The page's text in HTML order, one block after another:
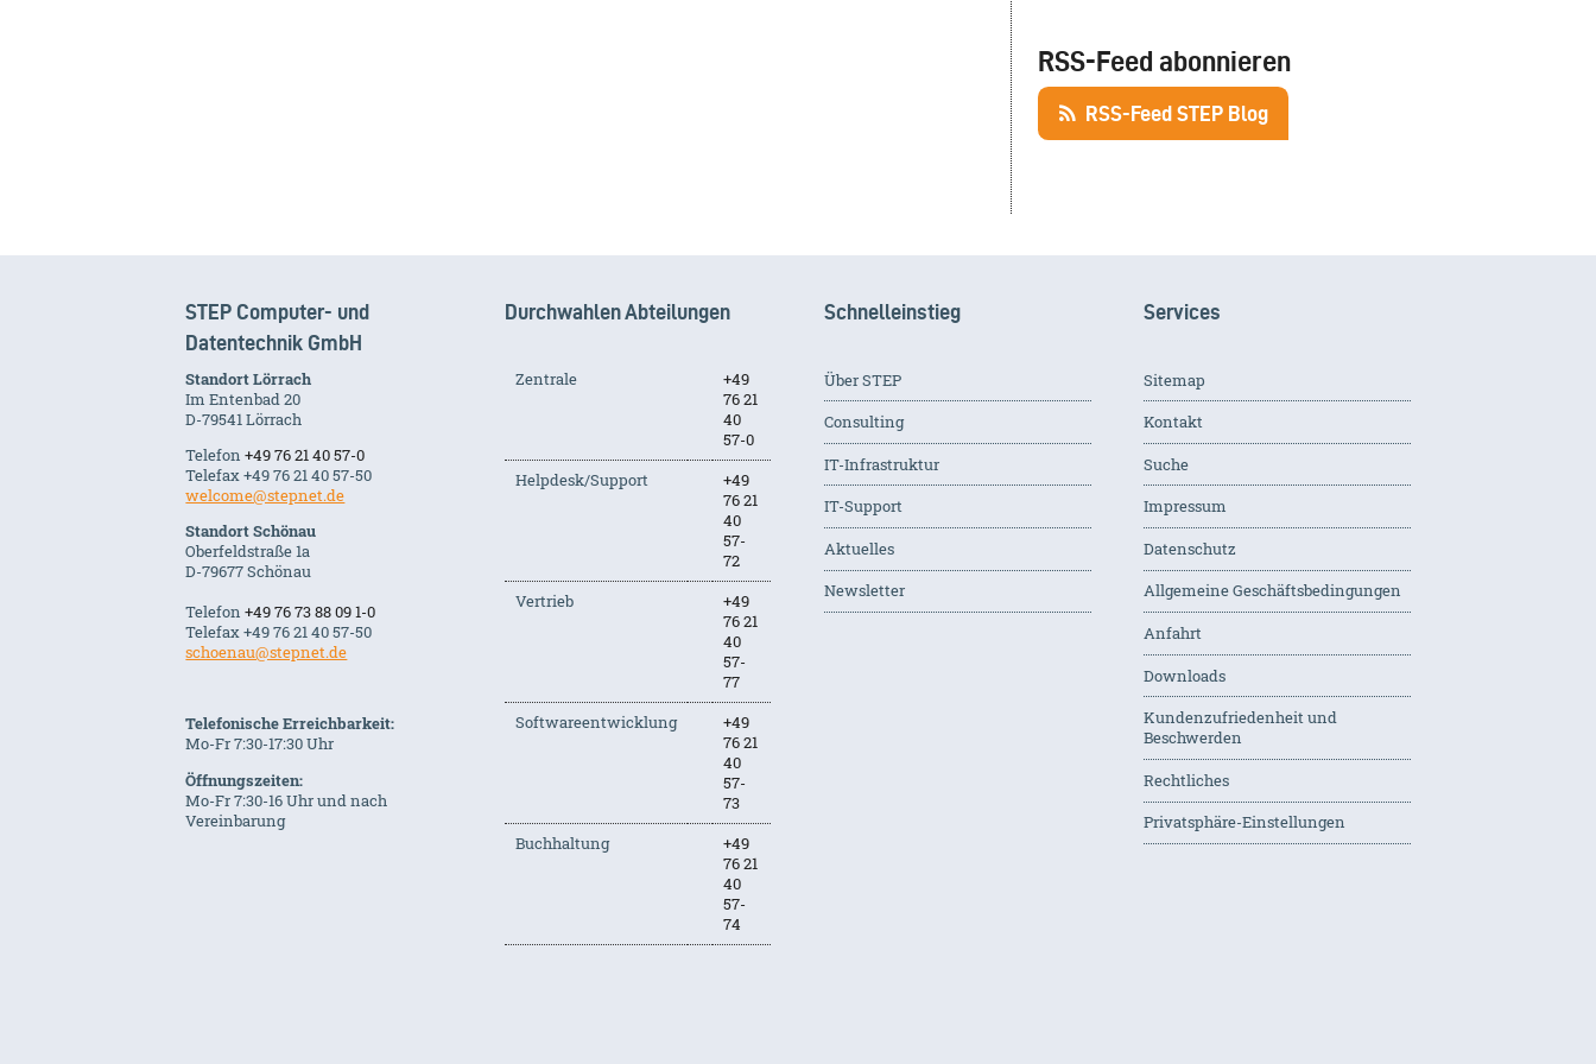
RSS-Feed abonnieren
RSS-Feed STEP Blog
STEP Computer- und
Datentechnik GmbH
Standort Lörrach
Im Entenbad 20
D-79541 Lörrach
Telefon+49 76 21 40 57-0
Telefax +49 76 21 40 57-50
welcome@stepnet.de
Standort Schönau
Oberfeldstraße 1a
D-79677 Schönau
Telefon+49 76 73 88 09 1-0
Telefax +49 76 21 40 57-50
schoenau@stepnet.de
Telefonische Erreichbarkeit:
Mo-Fr 7:30-17:30 Uhr
Öffnungszeiten:
Mo-Fr 7:30-16 Uhr und nach
Vereinbarung
Durchwahlen Abteilungen
Zentrale
+49
76 21
40
57-0
Helpdesk/Support
+49
76 21
40
57-
72
Vertrieb
+49
76 21
40
57-
77
Softwareentwicklung
+49
76 21
40
57-
73
Buchhaltung
+49
76 21
40
57-
74
Schnelleinstieg
Über STEP
Consulting
IT-Infrastruktur
IT-Support
Aktuelles
Newsletter
Services
Sitemap
Kontakt
Suche
Impressum
Datenschutz
Allgemeine Geschäftsbedingungen
Anfahrt
Downloads
Kundenzufriedenheit und
Beschwerden
Rechtliches
Privatsphäre-Einstellungen